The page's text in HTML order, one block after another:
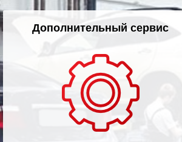
Дополнительный сервис